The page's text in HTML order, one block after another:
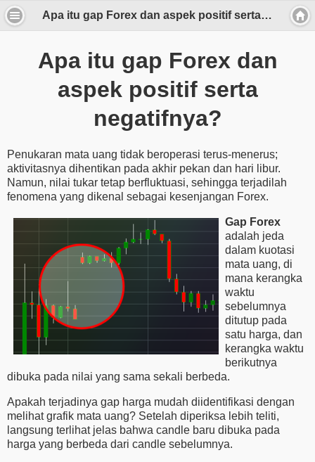
Apa itu gap Forex dan aspek positif serta negatifnya?
Apa itu gap Forex dan
aspek positif serta
negatifnya?
Penukaran mata uang tidak beroperasi terus-menerus;
aktivitasnya dihentikan pada akhir pekan dan hari libur.
Namun, nilai tukar tetap berfluktuasi, sehingga terjadilah
fenomena yang dikenal sebagai kesenjangan Forex.
Gap Forex
adalah jeda
dalam kuotasi
mata uang, di
mana kerangka
waktu
sebelumnya
ditutup pada
satu harga, dan
kerangka waktu
berikutnya
dibuka pada nilai yang sama sekali berbeda.
Apakah terjadinya gap harga mudah diidentifikasi dengan
melihat grafik mata uang? Setelah diperiksa lebih teliti,
langsung terlihat jelas bahwa candle baru dibuka pada
harga yang berbeda dari candle sebelumnya.